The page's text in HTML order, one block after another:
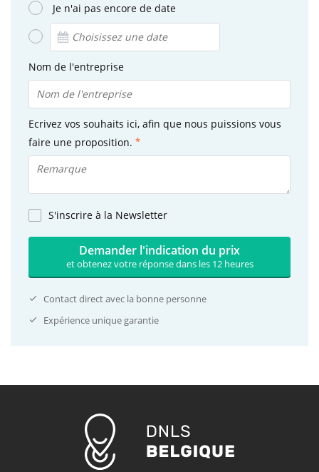
Je n'ai pas encore de date
Nom de l'entreprise
Ecrivez vos souhaits ici, afin que nous puissions vous
faire une proposition.
S'inscrire à la Newsletter
Demander l'indication du prix
et obtenez votre réponse dans les 12 heures
Contact direct avec la bonne personne
Expérience unique garantie